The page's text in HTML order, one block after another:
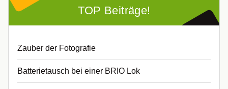
TOP Beiträge!
Zauber der Fotografie
Batterietausch bei einer BRIO Lok